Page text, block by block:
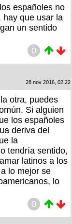
españoles no
hay que usar la
un sentido
0
28 nov 2016, 02:22
otra, puedes
Si alguien
los españoles
deriva del
la
tendría sentido,
latinos a los
lo mejor se
lo
0